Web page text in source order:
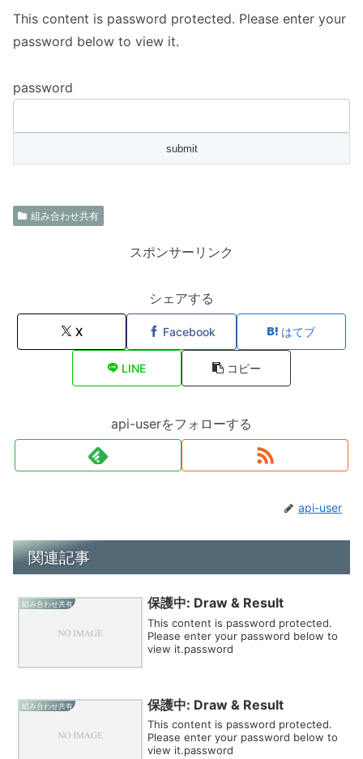
This content is password protected. Please enter your
password below to view it.
password
組み合わせ共有
スポンサーリンク
シェアする
X Facebook はてブ
LINE コピー
api-userをフォローする
api-user
関連記事
組み合わせ共有 保護中: Draw & Result
This content is password protected.
Please enter your password below to
view it.password
組み合わせ共有 保護中: Draw & Result
This content is password protected.
Please enter your password below to
view it.password